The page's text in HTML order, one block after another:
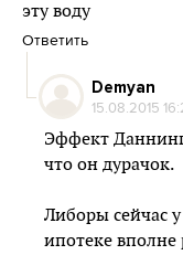
эту воду
Ответить
Demyan
15.08.2015
Эффект
что он дурачок.
Либоры сейчас
ипотеке